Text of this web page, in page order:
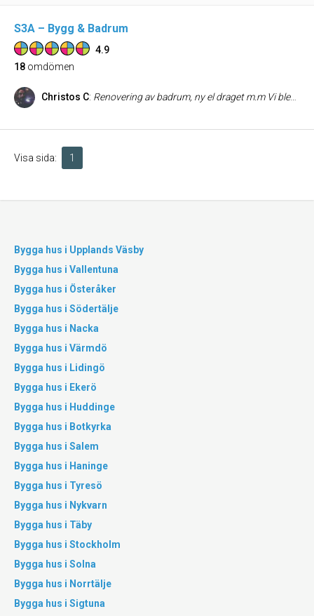
S3A – Bygg & Badrum
4.9
18 omdömen
Christos C: Renovering av badrum, ny el draget m.m Vi blev väldigt trevligt bemötande och vi är väldigt nöjda med resultatet. Vi kommer definitivt anlita byggfirman igen.
Visa sida: 1
Bygga hus i Upplands Väsby
Bygga hus i Vallentuna
Bygga hus i Österåker
Bygga hus i Södertälje
Bygga hus i Nacka
Bygga hus i Värmdö
Bygga hus i Lidingö
Bygga hus i Ekerö
Bygga hus i Huddinge
Bygga hus i Botkyrka
Bygga hus i Salem
Bygga hus i Haninge
Bygga hus i Tyresö
Bygga hus i Nykvarn
Bygga hus i Täby
Bygga hus i Stockholm
Bygga hus i Solna
Bygga hus i Norrtälje
Bygga hus i Sigtuna